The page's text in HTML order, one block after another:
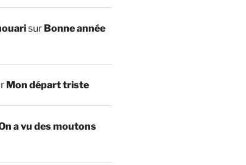
sur Bonne année
Mon départ triste
a vu des moutons